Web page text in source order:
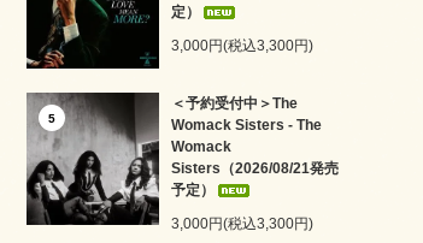
定）
3,000円(税込3,300円)
5
＜予約受付中＞The
Womack Sisters - The
Womack
Sisters（2026/08/21発売
予定）
3,000円(税込3,300円)